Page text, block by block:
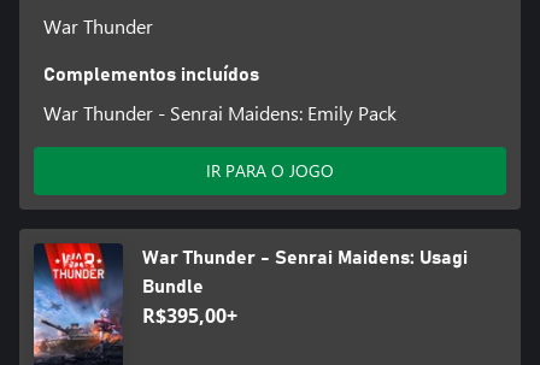
War Thunder
Complementos incluídos
War Thunder - Senrai Maidens: Emily Pack
IR PARA O JOGO
War Thunder - Senrai Maidens: Usagi
Bundle
R$395,00+